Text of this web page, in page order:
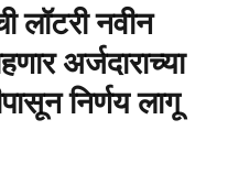
नवीन
अर्जदाराच्या
निर्णय लागू